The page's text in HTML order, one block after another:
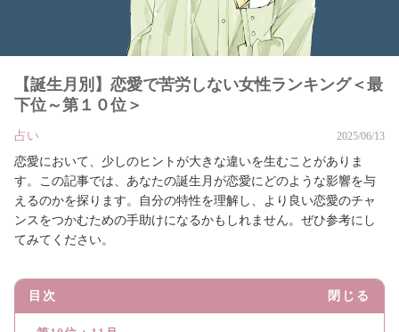
【誕生月別】恋愛で苦労しない女性ランキング＜最
下位～第１０位＞
占い 2025/06/13
恋愛において、少しのヒントが大きな違いを生むことがありま
す。この記事では、あなたの誕生月が恋愛にどのような影響を与
えるのかを探ります。自分の特性を理解し、より良い恋愛のチャ
ンスをつかむための手助けになるかもしれません。ぜひ参考にし
てみてください。
目次 閉じる